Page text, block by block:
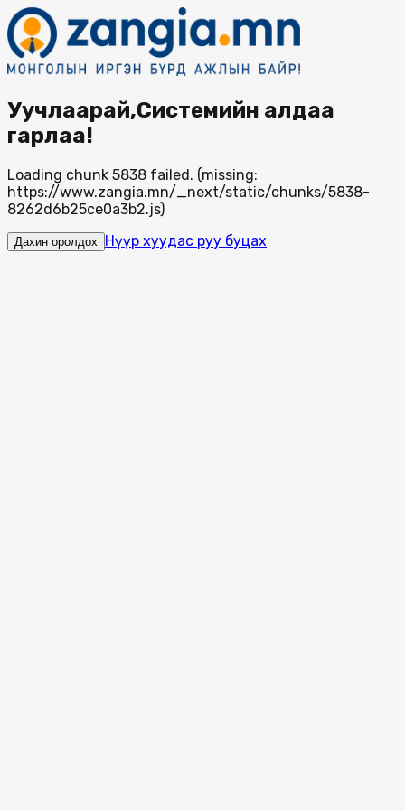
Уучлаарай,Системийн алдаа
гарлаа!
Loading chunk 5838 failed. (missing:
https://www.zangia.mn/_next/static/chunks/5838-
8262d6b25ce0a3b2.js)
Дахин оролдох Нүүр хуудас руу буцах